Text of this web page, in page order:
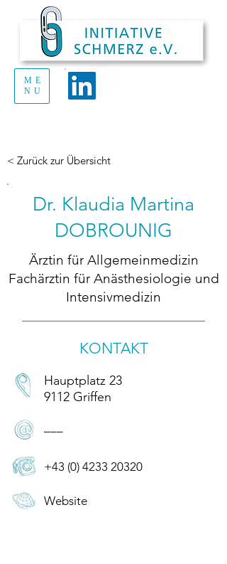
ME
NU
< Zurück zur Übersicht
Dr. Klaudia Martina
DOBROUNIG
Ärztin für Allgemeinmedizin
Fachärztin für Anästhesiologie und
Intensivmedizin
KONTAKT
Hauptplatz 23
9112 Griffen
–––
+43 (0) 4233 20320
Website